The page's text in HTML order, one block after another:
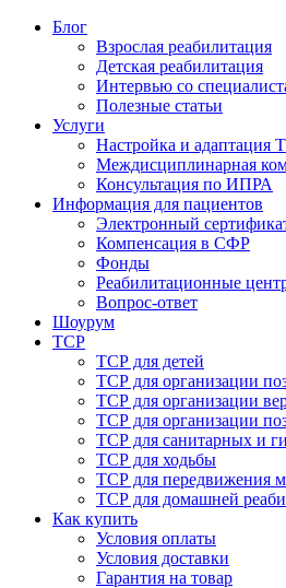
Блог
Взрослая реабилитация
Детская реабилитация
Интервью со
Полезные статьи
Услуги
Настройка и адаптация
Междисциплинарная
Консультация по ИПРА
Информация для пациентов
Электронный
Компенсация в СФР
Фонды
Реабилитационные
Вопрос-ответ
Шоурум
ТСР
ТСР для детей
ТСР для организации
ТСР для организации
ТСР для организации
ТСР для санитарных и
ТСР для ходьбы
ТСР для передвижения
ТСР для домашней
Как купить
Условия оплаты
Условия доставки
Гарантия на товар